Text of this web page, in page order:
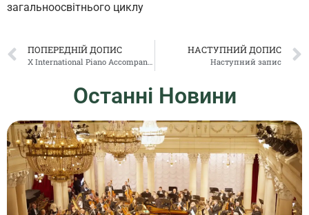
загальноосвітнього циклу
ПОПЕРЕДНІЙ ДОПИС НАСТУПНИЙ ДОПИС
Наступний запис
Останні Новини